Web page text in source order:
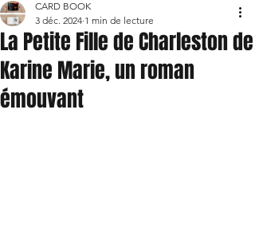
La Petite Fille de Charleston de
Karine Marie, un roman
émouvant
CARD BOOK
3 déc. 2024 1 min de lecture